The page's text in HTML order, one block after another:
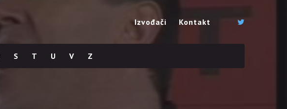
Izvođači Kontakt
S T U V Z